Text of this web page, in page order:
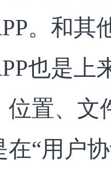
。和其
也是上
位置、文
“用户